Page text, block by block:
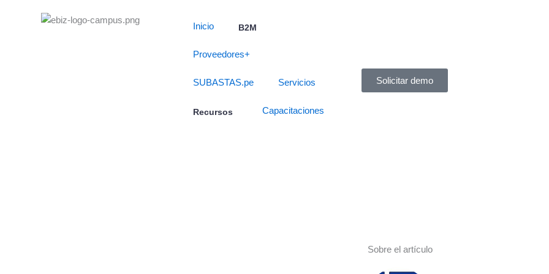
Inicio B2M
Proveedores+
SUBASTAS.pe Servicios
Recursos Capacitaciones
Solicitar demo
Sobre el artículo